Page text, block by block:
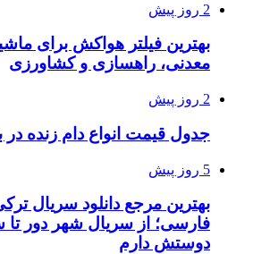
2 روز پیش
بهترین فیلتر هواکش برای
معدنی، راهسازی و کشاورزی
2 روز پیش
جدول قیمت انواع دام زنده در
5 روز پیش
بهترین مرجع دانلود سریال
فارسی؛ از سریال شهر دور تا
دوستش دارم